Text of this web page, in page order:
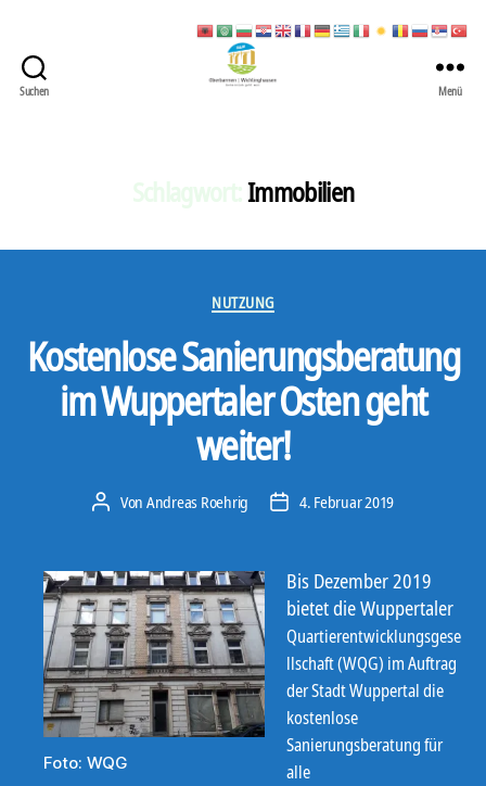
Suchen
Stadt
Menü
Immobilien
Kategorien
NUTZUNG
Kostenlose Sanierungsberatung
im Wuppertaler Osten geht
weiter!
Beitragsautor
Von Andreas Roehrig Veröffentlichungsdatum
4. Februar 2019
Foto: WQG
Bis Dezember 2019
bietet die Wuppertaler
Quartierentwicklungsgese
llschaft (WQG) im Auftrag
der Stadt Wuppertal die
kostenlose
Sanierungsberatung für
alle